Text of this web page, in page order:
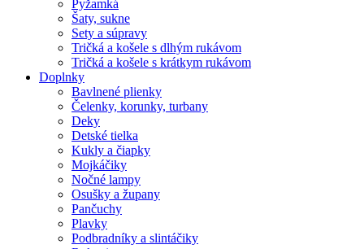
Pyžamká
Šaty, sukne
Sety a súpravy
Tričká a košele s dlhým rukávom
Tričká a košele s krátkym rukávom
Doplnky
Bavlnené plienky
Čelenky, korunky, turbany
Deky
Detské tielka
Kukly a čiapky
Mojkáčiky
Nočné lampy
Osušky a župany
Pančuchy
Plavky
Podbradníky a slintáčiky